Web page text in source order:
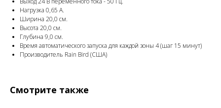
Нагрузка 0,65 А.
Ширина 20,0 см.
Высота 20,0 см.
Глубина 9,0 см.
Время автоматического запуска для каждой зоны 4 (шаг 15 минут)
Производитель Rain Bird (США)
Смотрите также